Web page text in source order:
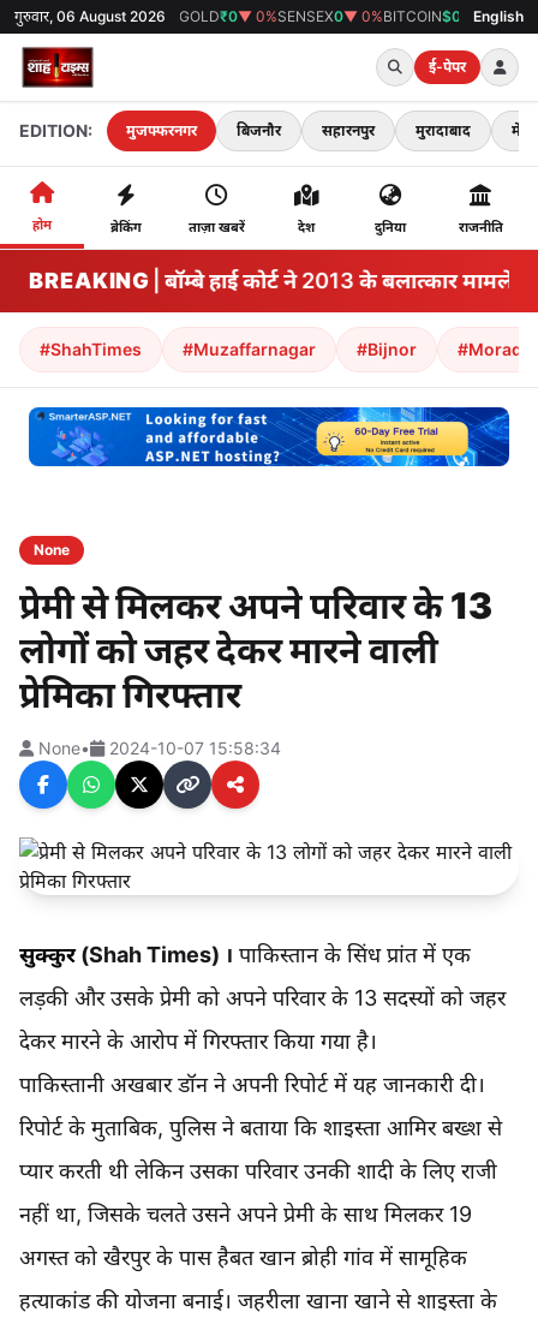
गुरुवार, 06 August 2026
GOLD₹0▼ 0%SENSEX0▼ 0%BITCOIN $0▼ 0% 38°C मुजफ्फरनगर
English
ई-पेपर
EDITION: मुजफ्फरनगर बिजनौर सहारनपुर मुरादाबाद मेरठ
होम ब्रेकिंग ताज़ा खबरें देश दुनिया राजनीति
BREAKING
तोड़ना | बॉम्बे हाई कोर्ट ने 2013 के बलात्कार मामले में
#ShahTimes #Muzaffarnagar #Bijnor
None
प्रेमी से मिलकर अपने परिवार के 13
लोगों को जहर देकर मारने वाली
प्रेमिका गिरफ्तार
None• 2024-10-07 15:58:34
सुक्कुर(Shah Times) । पाकिस्तान के सिंध प्रांत में एक
लड़की और उसके प्रेमी को अपने परिवार के 13 सदस्यों को जहर
देकर मारने के आरोप में गिरफ्तार किया गया है।
पाकिस्तानी अखबार डॉन ने अपनी रिपोर्ट में यह जानकारी दी।
रिपोर्ट के मुताबिक, पुलिस ने बताया कि शाइस्ता आमिर बख्श से
प्यार करती थी लेकिन उसका परिवार उनकी शादी के लिए राजी
नहीं था, जिसके चलते उसने अपने प्रेमी के साथ मिलकर 19
अगस्त को खैरपुर के पास हैबत खान ब्रोही गांव में सामूहिक
हत्याकांड की योजना बनाई। जहरीला खाना खाने से शाइस्ता के